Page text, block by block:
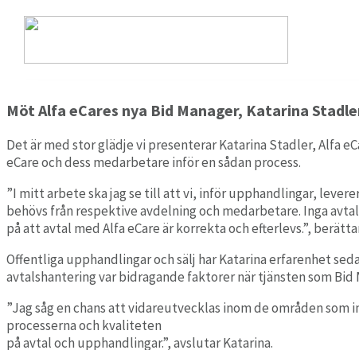
Alfa eCare Welfare moduler
Dokumentation
Enkel och strukturerad journalföring för utförare.
Signering
Säker digital signering av insatser och läkemedel.
Komplett modul för personlig assistans.
OM OSS
Möt Alfa eCares nya Bid Manager, Katarina
Det är med stor glädje vi presenterar Katarina Stadler, Alfa
eCare och dess medarbetare inför en sådan process.
”I mitt arbete ska jag se till att vi, inför upphandlingar,
behövs från respektive avdelning och medarbetare. Inga
på att avtal med Alfa eCare är korrekta och efterlevs.”,
Offentliga upphandlingar och sälj har Katarina erfarenhet
avtalshantering var bidragande faktorer när tjänsten som Bid
”Jag såg en chans att vidareutvecklas inom de områden
processerna och kvaliteten
på avtal och upphandlingar.”, avslutar Katarina.